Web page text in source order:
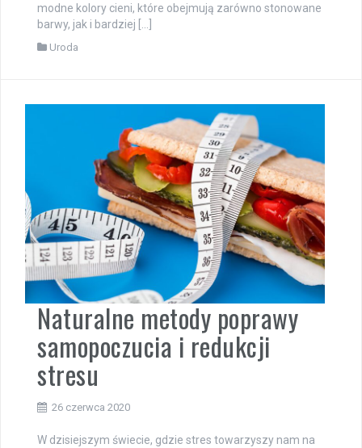
modne kolory cieni, które obejmują zarówno stonowane
barwy, jak i bardziej […]
Uroda
Naturalne metody poprawy
samopoczucia i redukcji
stresu
26 czerwca 2020
W dzisiejszym świecie, gdzie stres towarzyszy nam na